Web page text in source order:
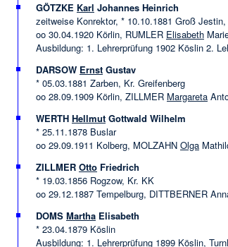
GÖTZKE Karl Johannes Heinrich
zeitweise Konrektor, * 10.10.1881 Groß
oo 30.04.1920 Körlin, RUMLER Elisabeth
Ausbildung: 1. Lehrerprüfung 1902 Köslin 2.
DARSOW Ernst Gustav
* 05.03.1881 Zarben, Kr. Greifenberg
oo 28.09.1909 Körlin, ZILLMER Margareta
WERTH Hellmut Gottwald Wilhelm
* 25.11.1878 Buslar
oo 29.09.1911 Kolberg, MOLZAHN Olga
ZILLMER Otto Friedrich
* 19.03.1856 Rogzow, Kr. KK
oo 29.12.1887 Tempelburg, DITTBERNER
DOMS Martha Elisabeth
* 23.04.1879 Köslin
Ausbildung: 1. Lehrerprüfung 1899 Köslin,